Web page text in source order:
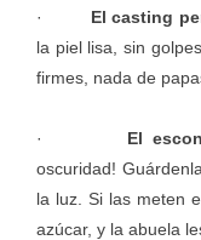
· El casting
la piel lisa, sin
firmes, nada de
· El
oscuridad!
la luz. Si las meten
azúcar, y la abuela